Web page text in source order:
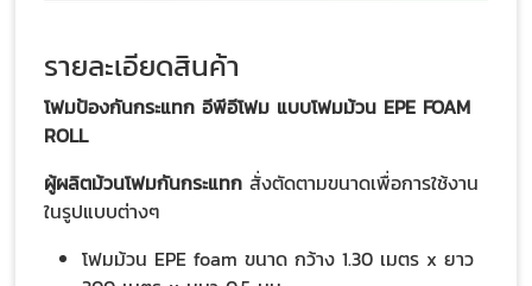
รายละเอียดสินค้า
โฟมป้องกันกระแทก อีพีอีโฟม แบบโฟมม้วน EPE FOAM
ROLL
ผู้ผลิตม้วนโฟมกันกระแทก สั่งตัดตามขนาดเพื่อการใช้งาน
ในรูปแบบต่างๆ
โฟมม้วน EPE foam ขนาด กว้าง 1.30 เมตร x ยาว